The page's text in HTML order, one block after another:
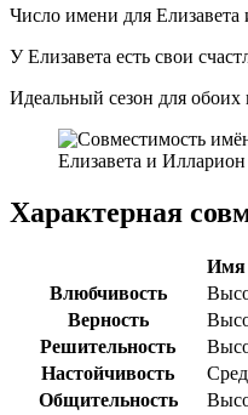
Число имени для
У Елизавета есть свои
Идеальный сезон для
Елизавета и
Характерная
Имя
Влюбчивость
Верность
Решительность
Настойчивость
Общительность